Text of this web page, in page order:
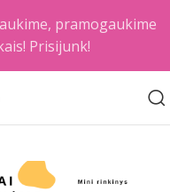
pramogaukime
Prisijunk!